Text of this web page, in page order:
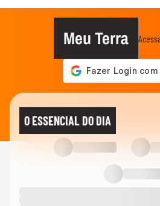
Meu Terra
O ESSENCIAL DO DIA